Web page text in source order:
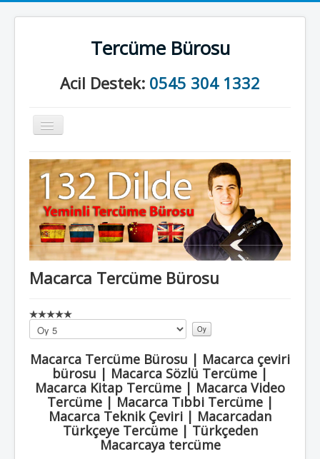
Tercüme Bürosu
Acil Destek: 0545 304 1332
Gezinme
geçişini
Anasayfa
Kurumsal
Neler Yapıyoruz?
İletişim
Macarca Tercüme Bürosu
Lütfen
oylayın
Macarca Tercüme Bürosu | Macarca çeviri
bürosu | Macarca Sözlü Tercüme |
Macarca Kitap Tercüme | Macarca Video
Tercüme | Macarca Tıbbi Tercüme |
Macarca Teknik Çeviri | Macarcadan
Türkçeye Tercüme | Türkçeden
Macarcaya tercüme